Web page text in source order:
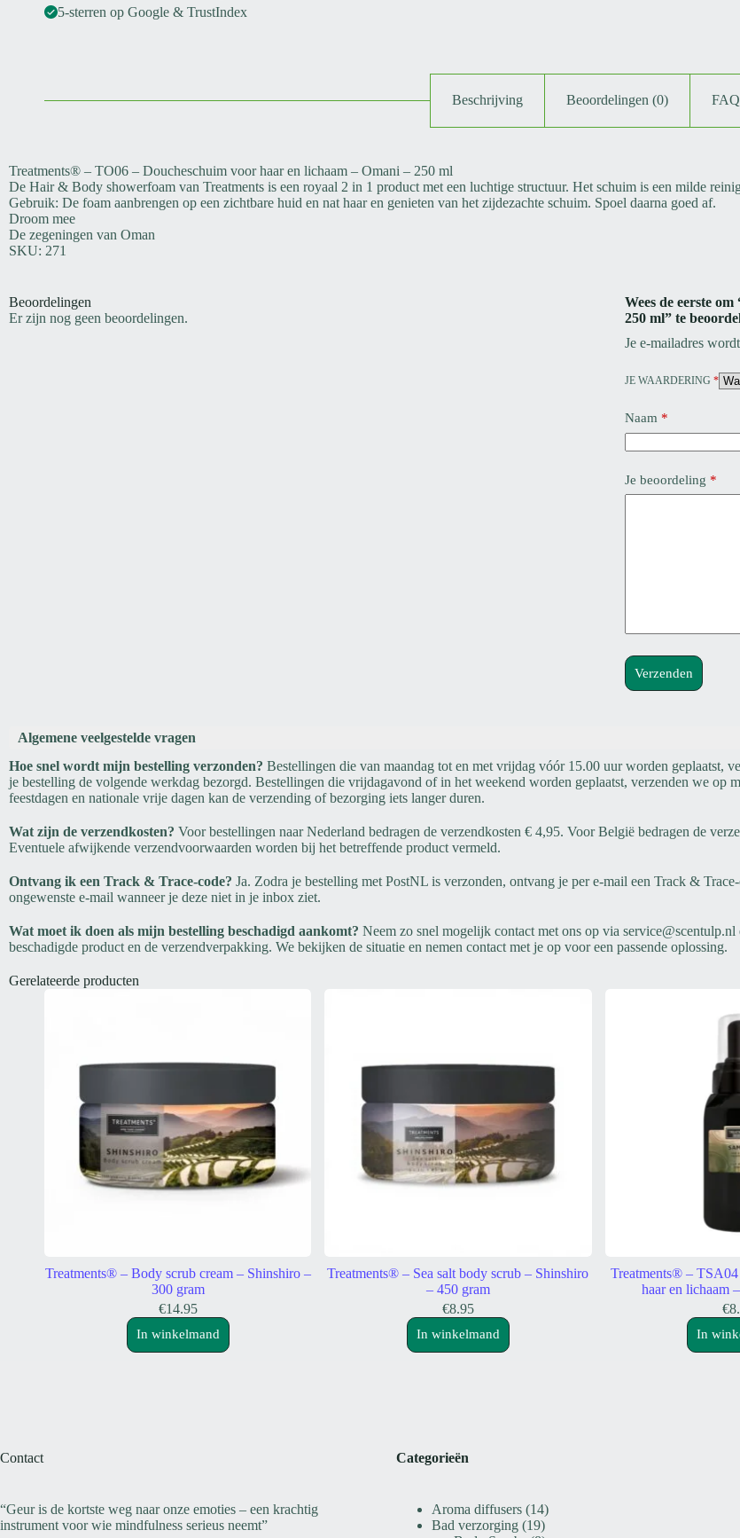
5-sterren op Google & TrustIndex
Beschrijving Beoordelingen (0)
Treatments® – TO06 – Doucheschuim voor haar en lichaam – Omani – 250 ml
De Hair & Body showerfoam van Treatments is een royaal 2 in 1 product met een luchtige structuur. Het schuim is een milde
Gebruik: De foam aanbrengen op een zichtbare huid en nat haar en genieten van het zijdezachte schuim. Spoel daarna goed af.
Droom mee
De zegeningen van Oman
SKU: 271
Beoordelingen
Er zijn nog geen beoordelingen.
Wees de eerste
250 ml” te
Je e-mailadres
JE WAARDERING*
Naam *
Je beoordeling *
Verzenden
Algemene veelgestelde vragen
Hoe snel wordt mijn bestelling verzonden? Bestellingen die van maandag tot en met vrijdag vóór 15.00 uur worden geplaatst,
je bestelling de volgende werkdag bezorgd. Bestellingen die vrijdagavond of in het weekend worden geplaatst, verzenden we op
feestdagen en nationale vrije dagen kan de verzending of bezorging iets langer duren.
Wat zijn de verzendkosten? Voor bestellingen naar Nederland bedragen de verzendkosten € 4,95. Voor België bedragen de
Eventuele afwijkende verzendvoorwaarden worden bij het betreffende product vermeld.
Ontvang ik een Track & Trace-code? Ja. Zodra je bestelling met PostNL is verzonden, ontvang je per e-mail een Track &
ongewenste e-mail wanneer je deze niet in je inbox ziet.
Wat moet ik doen als mijn bestelling beschadigd aankomt? Neem zo snel mogelijk contact met ons op via
beschadigde product en de verzendverpakking. We bekijken de situatie en nemen contact met je op voor een passende oplossing.
Gerelateerde producten
Treatments® – Body scrub cream – Shinshiro –
300 gram
€14.95
In winkelmand
Treatments® – Sea salt body scrub – Shinshiro
– 450 gram
€8.95
In winkelmand
Treatments® –
haar en lichaam
€
In
Contact
“Geur is de kortste weg naar onze emoties – een krachtig
instrument voor wie mindfulness serieus neemt”
Categorieën
Aroma diffusers 1414
producten
Bad verzorging 1919